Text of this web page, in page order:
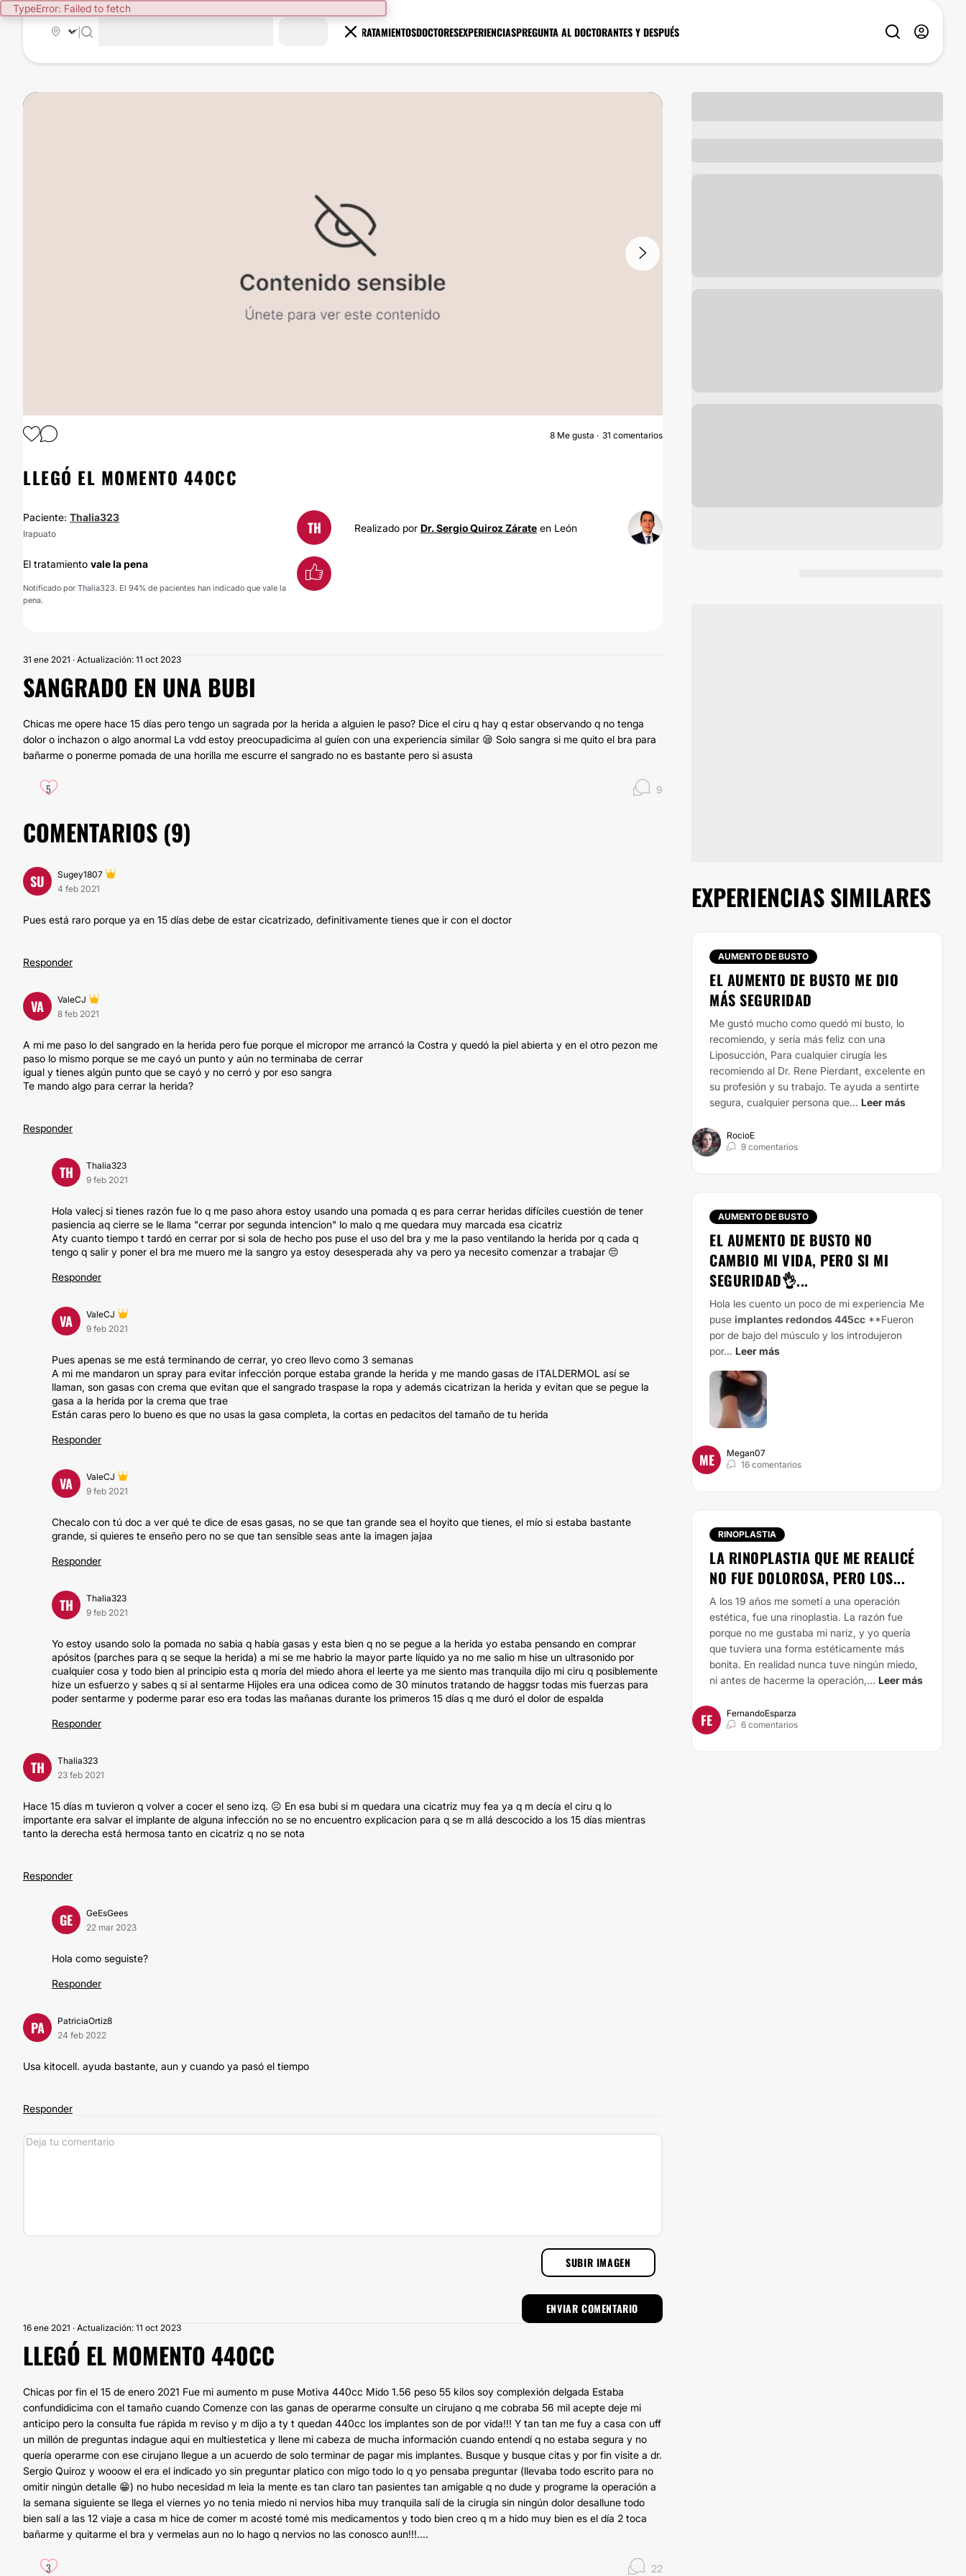
TypeError: Failed to fetch
TRATAMIENTOSDOCTORESEXPERIENCIASPREGUNTA AL DOCTORANTES Y DESPUÉS
AUMENTO DE BUSTO
8 Me gusta 31 comentarios
LLEGÓ EL MOMENTO 440CC
Paciente: Thalia323
Irapuato TH Realizado por Dr. Sergio Quiroz Zárate en León
El tratamiento vale la pena
Notificado por Thalia323. El 94% de pacientes han indicado que vale la
pena.
31 ene 2021 · Actualización: 11 oct 2023
SANGRADO EN UNA BUBI
Chicas me opere hace 15 días pero tengo un sagrada por la herida a alguien le paso? Dice el ciru q hay q estar observando q no tenga
dolor o inchazon o algo anormal La vdd estoy preocupadicima al guíen con una experiencia similar 😪 Solo sangra si me quito el bra para
bañarme o ponerme pomada de una horilla me escurre el sangrado no es bastante pero si asusta
5 9
COMENTARIOS (9)
SU
Sugey1807
4 feb 2021
Pues está raro porque ya en 15 días debe de estar cicatrizado, definitivamente tienes que ir con el doctor
Responder
VA
ValeCJ
8 feb 2021
A mi me paso lo del sangrado en la herida pero fue porque el micropor me arrancó la Costra y quedó la piel abierta y en el otro pezon me
paso lo mismo porque se me cayó un punto y aún no terminaba de cerrar
igual y tienes algún punto que se cayó y no cerró y por eso sangra
Te mando algo para cerrar la herida?
Responder
TH
Thalia323
9 feb 2021
Hola valecj si tienes razón fue lo q me paso ahora estoy usando una pomada q es para cerrar heridas difíciles cuestión de tener
pasiencia aq cierre se le llama "cerrar por segunda intencion" lo malo q me quedara muy marcada esa cicatriz
Aty cuanto tiempo t tardó en cerrar por si sola de hecho pos puse el uso del bra y me la paso ventilando la herida por q cada q
tengo q salir y poner el bra me muero me la sangro ya estoy desesperada ahy va pero ya necesito comenzar a trabajar 😔
Responder
VA
ValeCJ
9 feb 2021
Pues apenas se me está terminando de cerrar, yo creo llevo como 3 semanas
A mi me mandaron un spray para evitar infección porque estaba grande la herida y me mando gasas de ITALDERMOL así se
llaman, son gasas con crema que evitan que el sangrado traspase la ropa y además cicatrizan la herida y evitan que se pegue la
gasa a la herida por la crema que trae
Están caras pero lo bueno es que no usas la gasa completa, la cortas en pedacitos del tamaño de tu herida
Responder
VA
ValeCJ
9 feb 2021
Checalo con tú doc a ver qué te dice de esas gasas, no se que tan grande sea el hoyito que tienes, el mío si estaba bastante
grande, si quieres te enseño pero no se que tan sensible seas ante la imagen jajaa
Responder
TH
Thalia323
9 feb 2021
Yo estoy usando solo la pomada no sabia q había gasas y esta bien q no se pegue a la herida yo estaba pensando en comprar
apósitos (parches para q se seque la herida) a mi se me habrio la mayor parte líquido ya no me salio m hise un ultrasonido por
cualquier cosa y todo bien al principio esta q moría del miedo ahora el leerte ya me siento mas tranquila dijo mi ciru q posiblemente
hize un esfuerzo y sabes q si al sentarme Hijoles era una odicea como de 30 minutos tratando de haggsr todas mis fuerzas para
poder sentarme y poderme parar eso era todas las mañanas durante los primeros 15 días q me duró el dolor de espalda
Responder
TH
Thalia323
23 feb 2021
Hace 15 días m tuvieron q volver a cocer el seno izq. ☹️ En esa bubi si m quedara una cicatriz muy fea ya q m decía el ciru q lo
importante era salvar el implante de alguna infección no se no encuentro explicacion para q se m allá descocido a los 15 días mientras
tanto la derecha está hermosa tanto en cicatriz q no se nota
Responder
GE
GeEsGees
22 mar 2023
Hola como seguiste?
Responder
PA
PatriciaOrtiz8
24 feb 2022
Usa kitocell. ayuda bastante, aun y cuando ya pasó el tiempo
Responder
SUBIR IMAGEN
16 ene 2021 · Actualización: 11 oct 2023
LLEGÓ EL MOMENTO 440CC
Chicas por fin el 15 de enero 2021 Fue mi aumento m puse Motiva 440cc Mido 1.56 peso 55 kilos soy complexión delgada Estaba
confundidicima con el tamaño cuando Comenze con las ganas de operarme consulte un cirujano q me cobraba 56 mil acepte deje mi
anticipo pero la consulta fue rápida m reviso y m dijo a ty t quedan 440cc los implantes son de por vida!!! Y tan tan me fuy a casa con uff
un millón de preguntas indague aqui en multiestetica y llene mi cabeza de mucha información cuando entendí q no estaba segura y no
quería operarme con ese cirujano llegue a un acuerdo de solo terminar de pagar mis implantes. Busque y busque citas y por fin visite a dr.
Sergio Quiroz y wooow el era el indicado yo sin preguntar platico con migo todo lo q yo pensaba preguntar (llevaba todo escrito para no
omitir ningún detalle 😁) no hubo necesidad m leia la mente es tan claro tan pasientes tan amigable q no dude y programe la operación a
la semana siguiente se llega el viernes yo no tenia miedo ni nervios hiba muy tranquila salí de la cirugía sin ningún dolor desallune todo
bien salí a las 12 viaje a casa m hice de comer m acosté tomé mis medicamentos y todo bien creo q m a hido muy bien es el día 2 toca
bañarme y quitarme el bra y vermelas aun no lo hago q nervios no las conosco aun!!!....
3 22
EXPERIENCIAS SIMILARES
AUMENTO DE BUSTO
EL AUMENTO DE BUSTO ME DIO
MÁS SEGURIDAD
Me gustó mucho como quedó mi busto, lo
recomiendo, y sería más feliz con una
Liposucción, Para cualquier cirugía les
recomiendo al Dr. Rene Pierdant, excelente en
su profesión y su trabajo. Te ayuda a sentirte
segura, cualquier persona que... Leer más
RocioE
9 comentarios
AUMENTO DE BUSTO
EL AUMENTO DE BUSTO NO
CAMBIO MI VIDA, PERO SI MI
SEGURIDAD👌...
Hola les cuento un poco de mi experiencia Me
puse implantes redondos 445cc **Fueron
por de bajo del músculo y los introdujeron
por... Leer más
ME
Megan07
16 comentarios
RINOPLASTIA
LA RINOPLASTIA QUE ME REALICÉ
NO FUE DOLOROSA, PERO LOS...
A los 19 años me sometí a una operación
estética, fue una rinoplastia. La razón fue
porque no me gustaba mi nariz, y yo quería
que tuviera una forma estéticamente más
bonita. En realidad nunca tuve ningún miedo,
ni antes de hacerme la operación,... Leer más
FE
FernandoEsparza
6 comentarios